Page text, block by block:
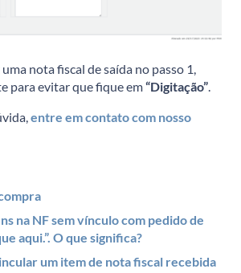
uma nota fiscal de saída no passo 1,
para evitar que fique em“Digitação”.
entre em contato com nosso
na NF sem vínculo com pedido de
aqui.”. O que significa?
um item de nota fiscal recebida